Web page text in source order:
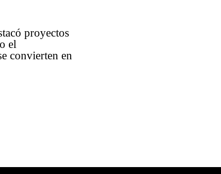
proyectos
el
convierten en